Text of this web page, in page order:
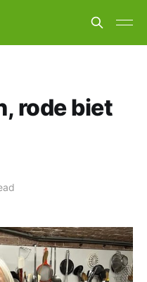
rode biet